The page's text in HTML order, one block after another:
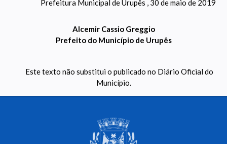
Prefeitura Municipal de Urupês , 30 de maio de 2019
Alcemir Cassio Greggio
Prefeito do Município de Urupês
Este texto não substitui o publicado no Diário Oficial do
Município.